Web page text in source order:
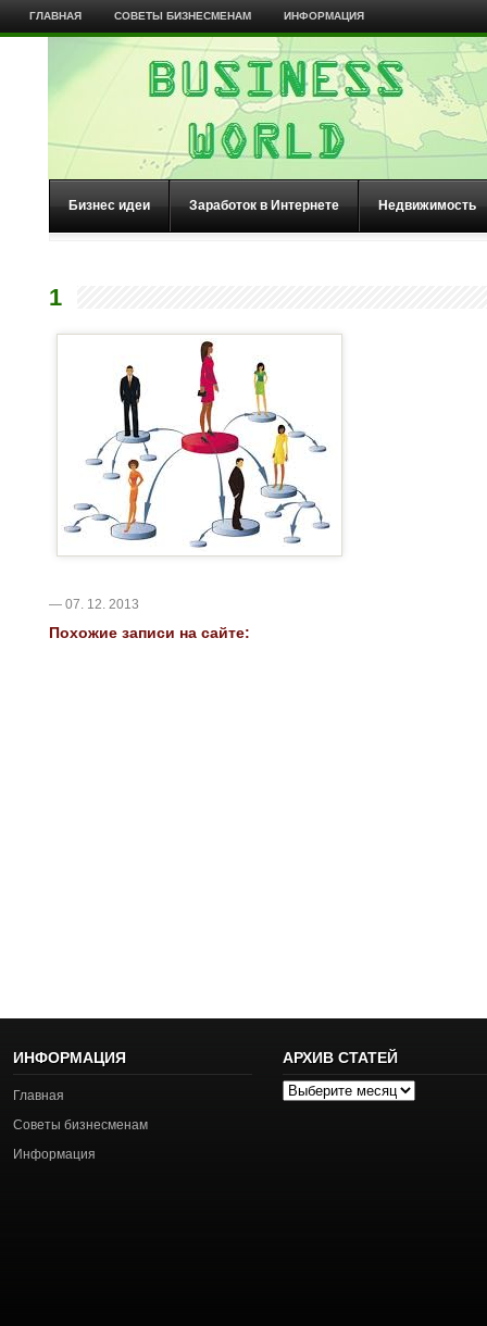
ГЛАВНАЯ СОВЕТЫ БИЗНЕСМЕНАМ ИНФОРМАЦИЯ
Бизнес идеи Заработок в Интернете Недвижимость
1
— 07. 12. 2013
Похожие записи на сайте:
ИНФОРМАЦИЯ
Главная
Советы бизнесменам
Информация
АРХИВ СТАТЕЙ
Архив